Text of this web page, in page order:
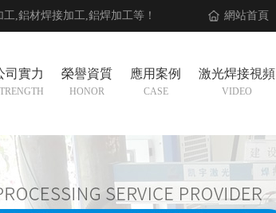
工,鋁材焊接加工,鋁焊加工等！ 網站首頁
司實力 榮譽資質
HONOR
應用案例
CASE
激光焊接視頻
VIDEO